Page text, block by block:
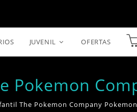
JUVENIL OFERTAS
Pokemon
The Pokemon Company Pokemon